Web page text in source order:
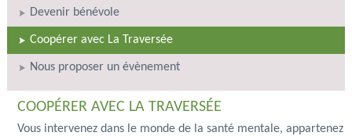
Devenir bénévole
Coopérer avec La Traversée
Nous proposer un évènement
COOPÉRER AVEC LA TRAVERSÉE
Vous intervenez dans le monde de la santé mentale, appartenez